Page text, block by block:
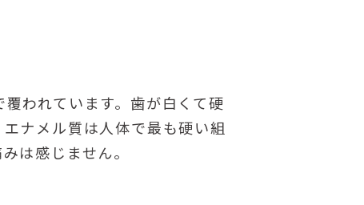
われています。歯が白くて硬
ナメル質は人体で最も硬い組
は感じません。